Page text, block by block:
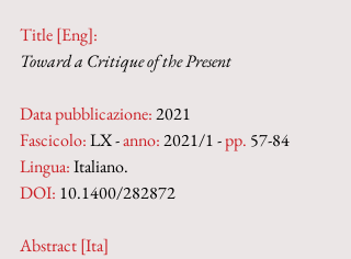
Title [Eng]:
Toward a Critique of the Present
Data pubblicazione: 2021
Fascicolo: LX - anno: 2021/1 - pp. 57-84
Lingua: Italiano.
DOI: 10.1400/282872
Abstract [Ita]